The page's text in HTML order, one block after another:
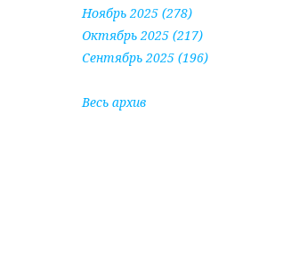
Ноябрь 2025 (278)
Октябрь 2025 (217)
Сентябрь 2025 (196)
Весь архив